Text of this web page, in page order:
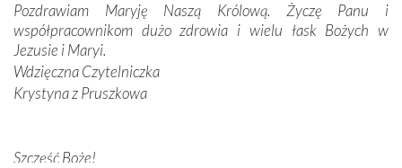
Byli tym razem pośród Apostołów Fatimy reprezentanci
każdego spośród żyjących pokoleń. Najmłodszy uczestnik
liczył sobie 13 lat, zaś senior, pan Zdzisław – już 94.
Całe życie marzyłem, by tu przyjechać
Nasza pielgrzymka nie byłaby tak bogata w duchową treść
Pozdrawiam Maryję Naszą Królową. Życzę Panu i
współpracownikom dużo zdrowia i wielu łask Bożych w
Jezusie i Maryi.
Wdzięczna Czytelniczka
Krystyna z Pruszkowa
Szczęść Boże!